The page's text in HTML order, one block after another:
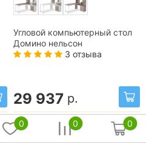
Угловой компьютерный стол
Домино нельсон
3 отзыва
29 937 р.
0 0 0